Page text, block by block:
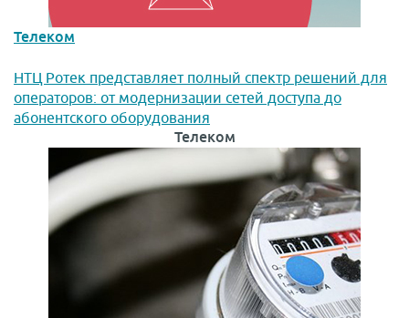
Телеком
НТЦ Ротек представляет полный спектр решений для
операторов: от модернизации сетей доступа до
абонентского оборудования
Телеком